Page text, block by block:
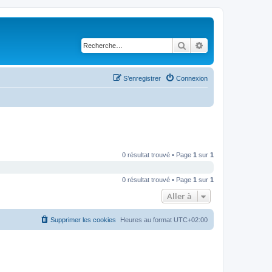
Rechercher
Connexion
S’enregistrer
0 résultat trouvé • Page 1 sur 1
0 résultat trouvé • Page 1 sur 1
Aller à
Heures au format UTC+02:00
Supprimer les cookies